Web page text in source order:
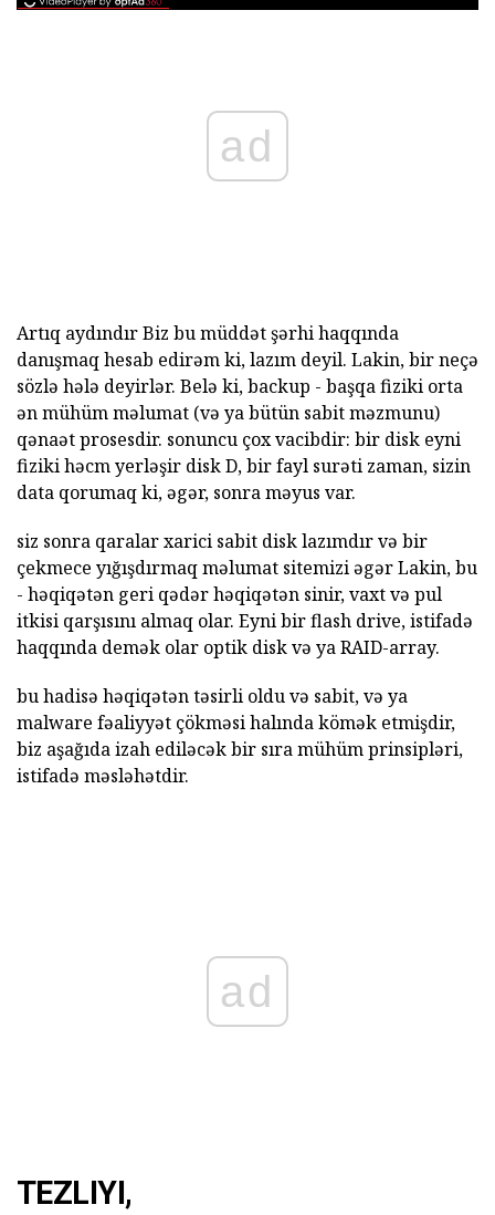
ad
Artıq aydındır Biz bu müddət şərhi haqqında
danışmaq hesab edirəm ki, lazım deyil. Lakin, bir neçə
sözlə hələ deyirlər. Belə ki, backup - başqa fiziki orta
ən mühüm məlumat (və ya bütün sabit məzmunu)
qənaət prosesdir. sonuncu çox vacibdir: bir disk eyni
fiziki həcm yerləşir disk D, bir fayl surəti zaman, sizin
data qorumaq ki, əgər, sonra məyus var.
siz sonra qaralar xarici sabit disk lazımdır və bir
çekmece yığışdırmaq məlumat sitemizi əgər Lakin, bu
- həqiqətən geri qədər həqiqətən sinir, vaxt və pul
itkisi qarşısını almaq olar. Eyni bir flash drive, istifadə
haqqında demək olar optik disk və ya RAID-array.
bu hadisə həqiqətən təsirli oldu və sabit, və ya
malware fəaliyyət çökməsi halında kömək etmişdir,
biz aşağıda izah ediləcək bir sıra mühüm prinsipləri,
istifadə məsləhətdir.
ad
TEZLIYI,